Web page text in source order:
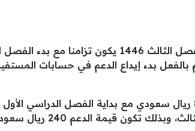
الفصل الثالث 1446 يكون تزامنا مع بدء
وقد تم بالفعل بدء إيداع الدعم في حسابات
سعودي مع بداية الفصل الدراسي الثاني ثم 80 ريال سعودي مع